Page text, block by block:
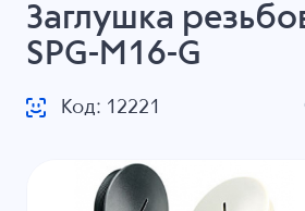
Заглушка
SPG-M16-G
Код: 12221